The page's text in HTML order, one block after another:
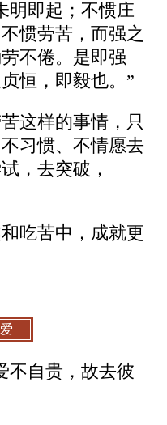
明即起；不惯庄
惯劳苦，而强之
不倦。是即强
恒，即毅也。”
这样的事情，只
习惯、不情愿去
，去突破，
吃苦中，成就更
不自贵，故去彼